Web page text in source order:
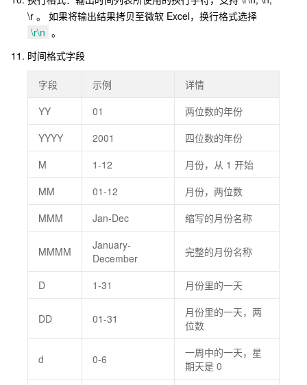
\r 。 如果将输出结果拷贝至微软 Excel，换行格式选择
\r\n 。
时间格式字段
字段 示例
详情
YY
01
两位数的年份
YYYY
2001
四位数的年份
M
1-12
月份，从 1 开始
MM
01-12
月份，两位数
MMM
Jan-Dec 缩写的月份名称
MMMM
January-
December
完整的月份名称
D 1-31 月份里的一天
DD 01-31
月份里的一天，两
位数
d 0-6
一周中的一天，星
期天是 0